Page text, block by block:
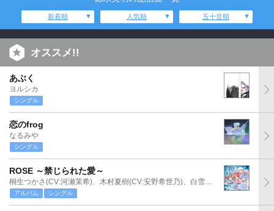
新着順 人気順 五十音順
オススメ!!
あぶく
ヨルシカ
シングル
恋のfrog
なるみや
シングル
ROSE ～禁じられた愛～
桐生つかさ(CV:河瀬茉希)、木村夏樹(CV:安野希世乃)、白雪千夜(CV:関口理咲)
アルバム シングル